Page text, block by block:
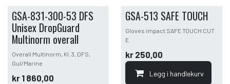
GSA-831-300-53 DFS
Unisex DropGuard
Multinorm overall
Overall Multinorm, Kl. 3, DFS,
Gul/Marine
kr 1 860,00
GSA-513 SAFE TOUCH
Gloves impact SAFE TOUCH CUT
E
kr 250,00
Legg i handlekurv